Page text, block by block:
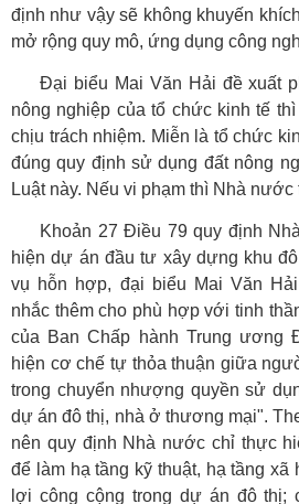
định như vậy sẽ không khuyến
mở rộng quy mô, ứng dụng công
Đại biểu Mai Văn Hải đề xuất
nông nghiệp của tổ chức kinh tế
chịu trách nhiệm. Miễn là tổ chức
đúng quy định sử dụng đất nông
Luật này. Nếu vi phạm thì Nhà nước
Khoản 27 Điều 79 quy định
hiện dự án đầu tư xây dựng khu
vụ hỗn hợp, đại biểu Mai Văn
nhắc thêm cho phù hợp với tinh
của Ban Chấp hành Trung ương
hiện cơ chế tự thỏa thuận giữa
trong chuyển nhượng quyền sử
dự án đô thị, nhà ở thương mại".
nên quy định Nhà nước chỉ thực
để làm hạ tầng kỹ thuật, hạ tầng xã
lợi công cộng trong dự án đô thị;